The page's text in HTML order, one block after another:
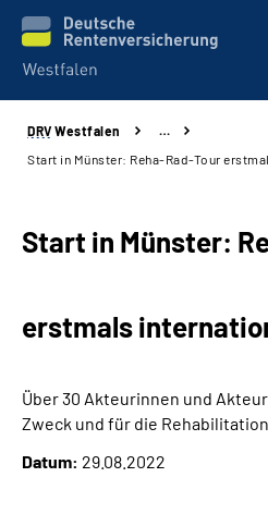
Kontakt und Beratung
Presse
Karriere
DRV Westfalen
…
Start in Münster: Reha-Rad-Tour
Start in Münster:
erstmals
Über 30 Akteurinnen und
Zweck und für die Rehabilitation
Datum: 29.08.2022